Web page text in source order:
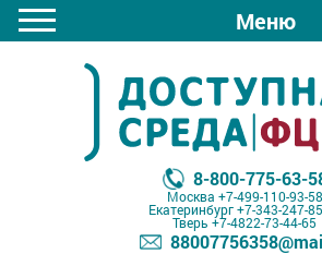
Меню
8-800-775-63-
Москва +7-499-110-93-58
Екатеринбург+7-343-247-
Тверь +7-4822-73-44-65